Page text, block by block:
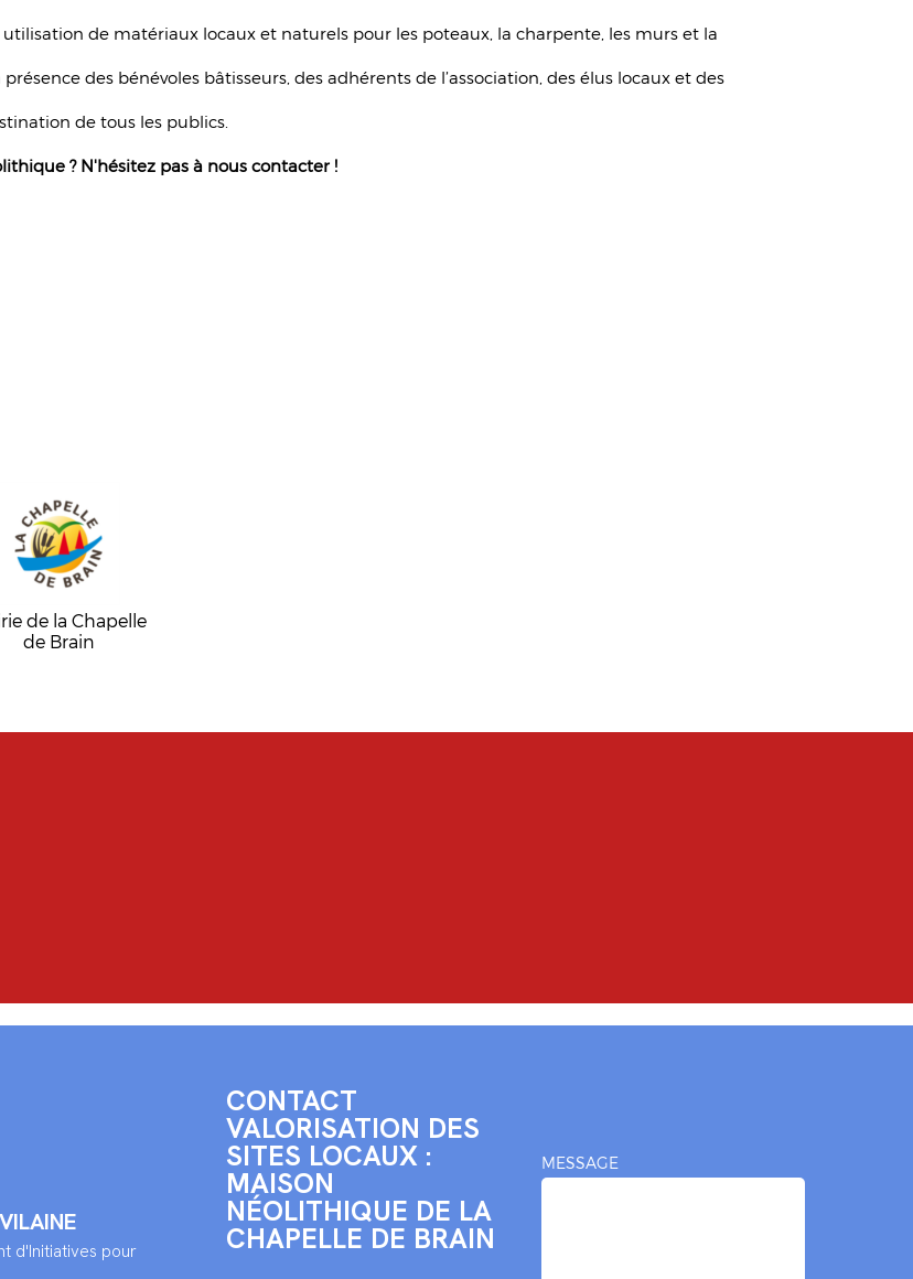
de matériaux locaux et naturels pour les poteaux, la charpente, les murs et la
des bénévoles bâtisseurs, des adhérents de l’association, des élus locaux et des
de tous les publics.
? N'hésitez pas à nous contacter !
de la Chapelle
de Brain
d'Initiatives pour
CONTACT
VALORISATION DES
SITES LOCAUX :
MAISON
NÉOLITHIQUE DE LA
CHAPELLE DE BRAIN
MESSAGE